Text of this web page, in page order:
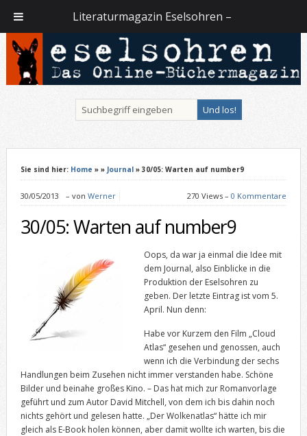
Sie sind hier: Home » » Journal» 30/05: Warten auf number9
30/05/2013 – von Werner 270 Views –0 Kommentare
30/05: Warten auf number9
Oops, da war ja einmal die Idee mit
dem Journal, also Einblicke in die
Produktion der Eselsohren zu
geben. Der letzte Eintrag ist vom 5.
April. Nun denn:
Habe vor Kurzem den Film „Cloud
Atlas“ gesehen und genossen, auch
wenn ich die Verbindung der sechs
Handlungen beim Zusehen nicht immer verstanden habe. Schöne
Bilder und beinahe großes Kino. – Das hat mich zur Romanvorlage
geführt und zum Autor David Mitchell, von dem ich bis dahin noch
nichts gehört und gelesen hatte. „Der Wolkenatlas“ hätte ich mir
gleich als E-Book holen können, aber damit wollte ich warten, bis die
Literaturmagazin Eselsohren –